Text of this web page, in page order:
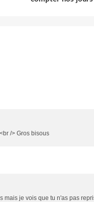
/> Gros bisous
je vois que tu n'as pas